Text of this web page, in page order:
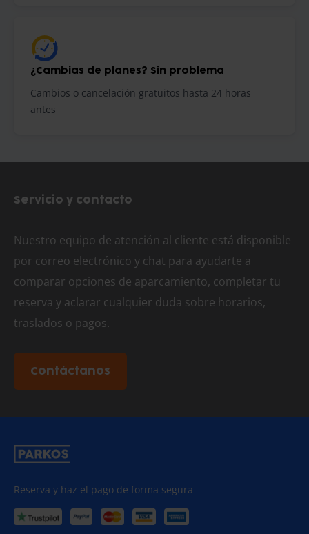
¿Cambias de planes? Sin problema
Cambios o cancelación gratuitos hasta 24 horas
antes
Servicio y contacto
Nuestro equipo de atención al cliente está disponible
por correo electrónico y chat para ayudarte a
comparar opciones de aparcamiento, completar tu
reserva y aclarar cualquier duda sobre horarios,
traslados o pagos.
Contáctanos
Reserva y haz el pago de forma segura